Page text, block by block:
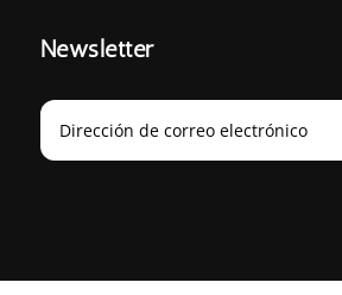
Newsletter